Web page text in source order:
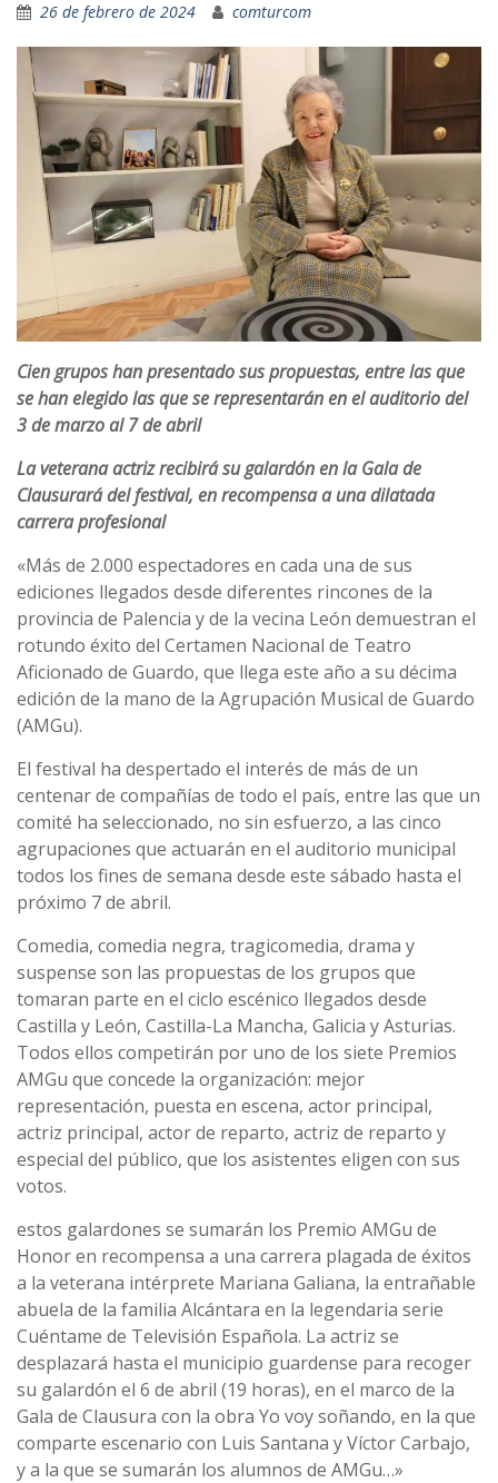
26 de febrero de 2024 comturcom
Cien grupos han presentado sus propuestas, entre las que
se han elegido las que se representarán en el auditorio del
3 de marzo al 7 de abril
La veterana actriz recibirá su galardón en la Gala de
Clausurará del festival, en recompensa a una dilatada
carrera profesional
«Más de 2.000 espectadores en cada una de sus
ediciones llegados desde diferentes rincones de la
provincia de Palencia y de la vecina León demuestran el
rotundo éxito del Certamen Nacional de Teatro
Aficionado de Guardo, que llega este año a su décima
edición de la mano de la Agrupación Musical de Guardo
(AMGu).
El festival ha despertado el interés de más de un
centenar de compañías de todo el país, entre las que un
comité ha seleccionado, no sin esfuerzo, a las cinco
agrupaciones que actuarán en el auditorio municipal
todos los fines de semana desde este sábado hasta el
próximo 7 de abril.
Comedia, comedia negra, tragicomedia, drama y
suspense son las propuestas de los grupos que
tomaran parte en el ciclo escénico llegados desde
Castilla y León, Castilla-La Mancha, Galicia y Asturias.
Todos ellos competirán por uno de los siete Premios
AMGu que concede la organización: mejor
representación, puesta en escena, actor principal,
actriz principal, actor de reparto, actriz de reparto y
especial del público, que los asistentes eligen con sus
votos.
estos galardones se sumarán los Premio AMGu de
Honor en recompensa a una carrera plagada de éxitos
a la veterana intérprete Mariana Galiana, la entrañable
abuela de la familia Alcántara en la legendaria serie
Cuéntame de Televisión Española. La actriz se
desplazará hasta el municipio guardense para recoger
su galardón el 6 de abril (19 horas), en el marco de la
Gala de Clausura con la obra Yo voy soñando, en la que
comparte escenario con Luis Santana y Víctor Carbajo,
y a la que se sumarán los alumnos de AMGu…»